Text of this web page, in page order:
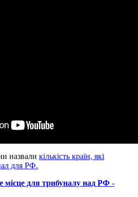
назвали кількість країн, які
для РФ.
для трибуналу над РФ -